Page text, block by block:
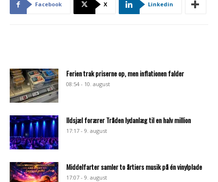
Facebook X Linkedin
Ferien trak priserne op, men inflationen falder
08:54 - 10. august
Ildsjæl forærer Tråden lydanlæg til en halv million
17:17 - 9. august
Middelfarter samler to årtiers musik på én vinylplade
17:07 - 9. august